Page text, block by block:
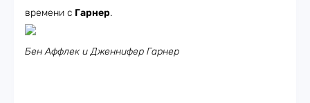
времени с Гарнер.
Бен Аффлек и Дженнифер Гарнер